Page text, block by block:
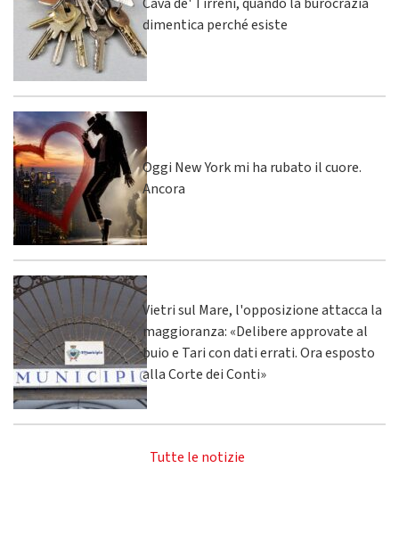
dimentica perché esiste
Oggi New York mi ha rubato il cuore.
Ancora
Vietri sul Mare, l'opposizione attacca la
maggioranza: «Delibere approvate al
buio e Tari con dati errati. Ora esposto
alla Corte dei Conti»
Tutte le notizie